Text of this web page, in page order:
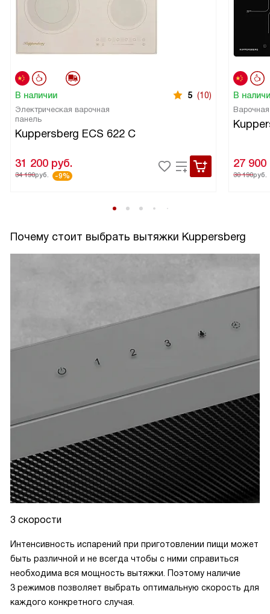
В наличии 5 (10)
Электрическая варочная
панель
Kuppersberg ECS 622 C
31 200 руб.
34 190руб. -9%
В
27 900
30 190руб.
Почему стоит выбрать вытяжки Kuppersberg
3 скорости
Интенсивность испарений при приготовлении пищи может
быть различной и не всегда чтобы с ними справиться
необходима вся мощность вытяжки. Поэтому наличие
3 режимов позволяет выбрать оптимальную скорость для
каждого конкретного случая.